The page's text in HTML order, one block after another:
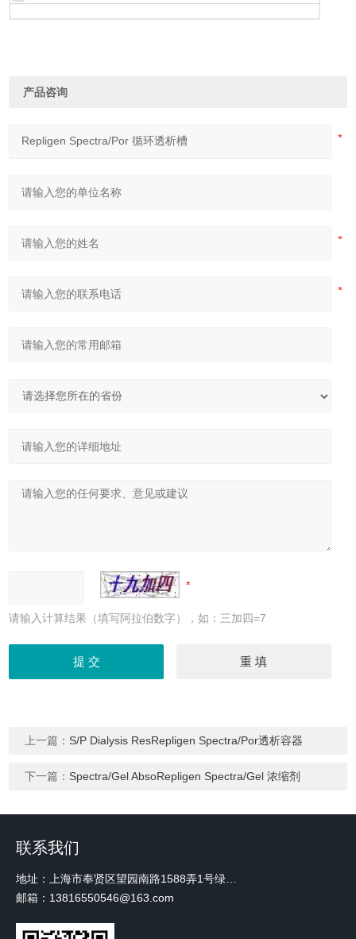
产品咨询
请输入计算结果（填写阿拉伯数字），如：三加四=7
上一篇： S/P Dialysis ResRepligen Spectra/Por透析容器
下一篇： Spectra/Gel AbsoRepligen Spectra/Gel 浓缩剂
联系我们
地址：上海市奉贤区望园南路1588弄1号绿地未来中心A3 2110室
邮箱：13816550546@163.com